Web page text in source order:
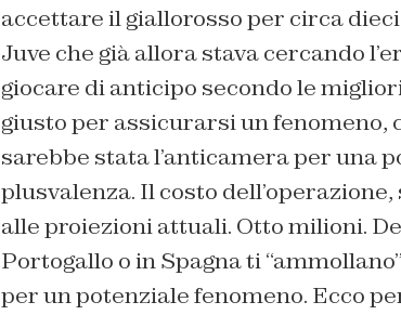
accettare il giallorosso per circa
Juve che già allora stava cercando
giocare di anticipo secondo le
giusto per assicurarsi un fenomeno,
sarebbe stata l’anticamera per una
plusvalenza. Il costo
alle proiezioni attuali. Otto milioni.
Portogallo o in Spagna ti
per un potenziale fenomeno. Ecco